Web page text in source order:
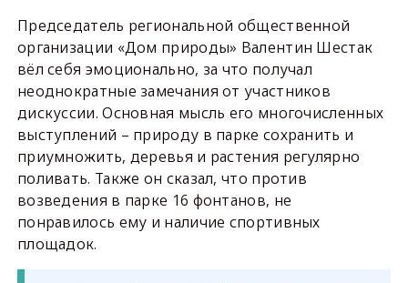
Председатель региональной общественной
организации «Дом природы» Валентин Шестак
вёл себя эмоционально, за что получал
неоднократные замечания от участников
дискуссии. Основная мысль его многочисленных
выступлений – природу в парке сохранить и
приумножить, деревья и растения регулярно
поливать. Также он сказал, что против
возведения в парке 16 фонтанов, не
понравилось ему и наличие спортивных
площадок.